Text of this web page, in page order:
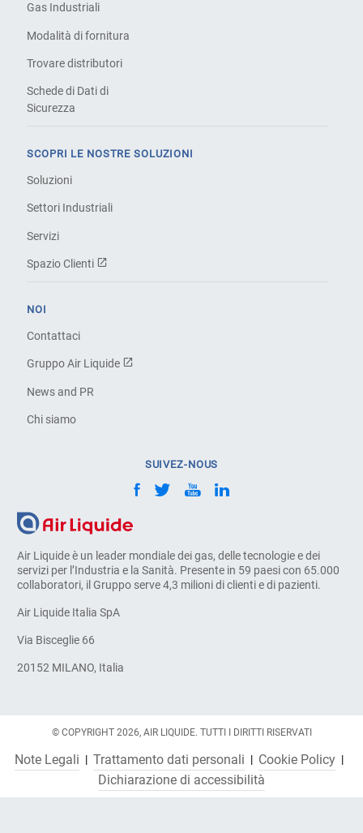
Air Liquide è un leader mondiale dei gas, delle tecnologie e dei
servizi per l’Industria e la Sanità. Presente in 59 paesi con 65.000
collaboratori, il Gruppo serve 4,3 milioni di clienti e di pazienti.
Air Liquide Italia SpA
Via Bisceglie 66
20152 MILANO, Italia
Gas Industriali
Modalità di fornitura
Trovare distributori
Schede di Dati di
Sicurezza
SCOPRI LE NOSTRE SOLUZIONI
Soluzioni
Settori Industriali
Servizi
Spazio Clienti
NOI
Contattaci
Gruppo Air Liquide
News and PR
Chi siamo
SUIVEZ-NOUS
© COPYRIGHT 2026, AIR LIQUIDE. TUTTI I DIRITTI RISERVATI
Note Legali Trattamento dati personali
Cookie Policy
Dichiarazione di accessibilità